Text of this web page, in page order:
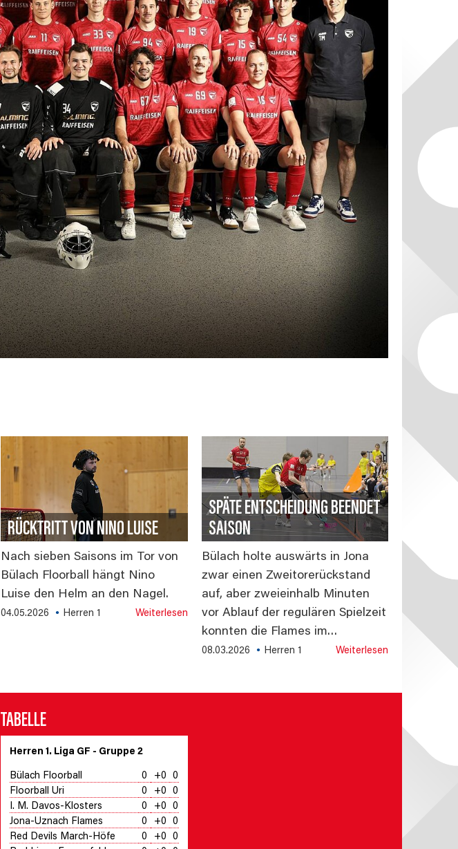
RÜCKTRITT VON NINO LUISE
Nach sieben Saisons im Tor von
Bülach Floorball hängt Nino
Luise den Helm an den Nagel.
Weiterlesen
04.05.2026 Herren 1
SPÄTE ENTSCHEIDUNG BEENDET
SAISON
Bülach holte auswärts in Jona
zwar einen Zweitorerückstand
auf, aber zweieinhalb Minuten
vor Ablauf der regulären Spielzeit
konnten die Flames im…
Weiterlesen
08.03.2026 Herren 1
TABELLE
Herren 1. Liga GF - Gruppe 2
Bülach Floorball 0 +0
0
Floorball Uri
0 +0
0
I. M. Davos-Klosters
0 +0
0
Jona-Uznach Flames
0 +0
0
Red Devils March-Höfe
0 +0
0